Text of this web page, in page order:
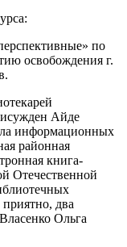
по
освобождения г.
Айде
информационных
районная
книга-
Отечественной
два
Ольга